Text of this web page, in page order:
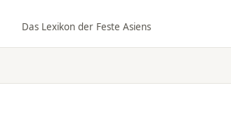
Das Lexikon der Feste Asiens